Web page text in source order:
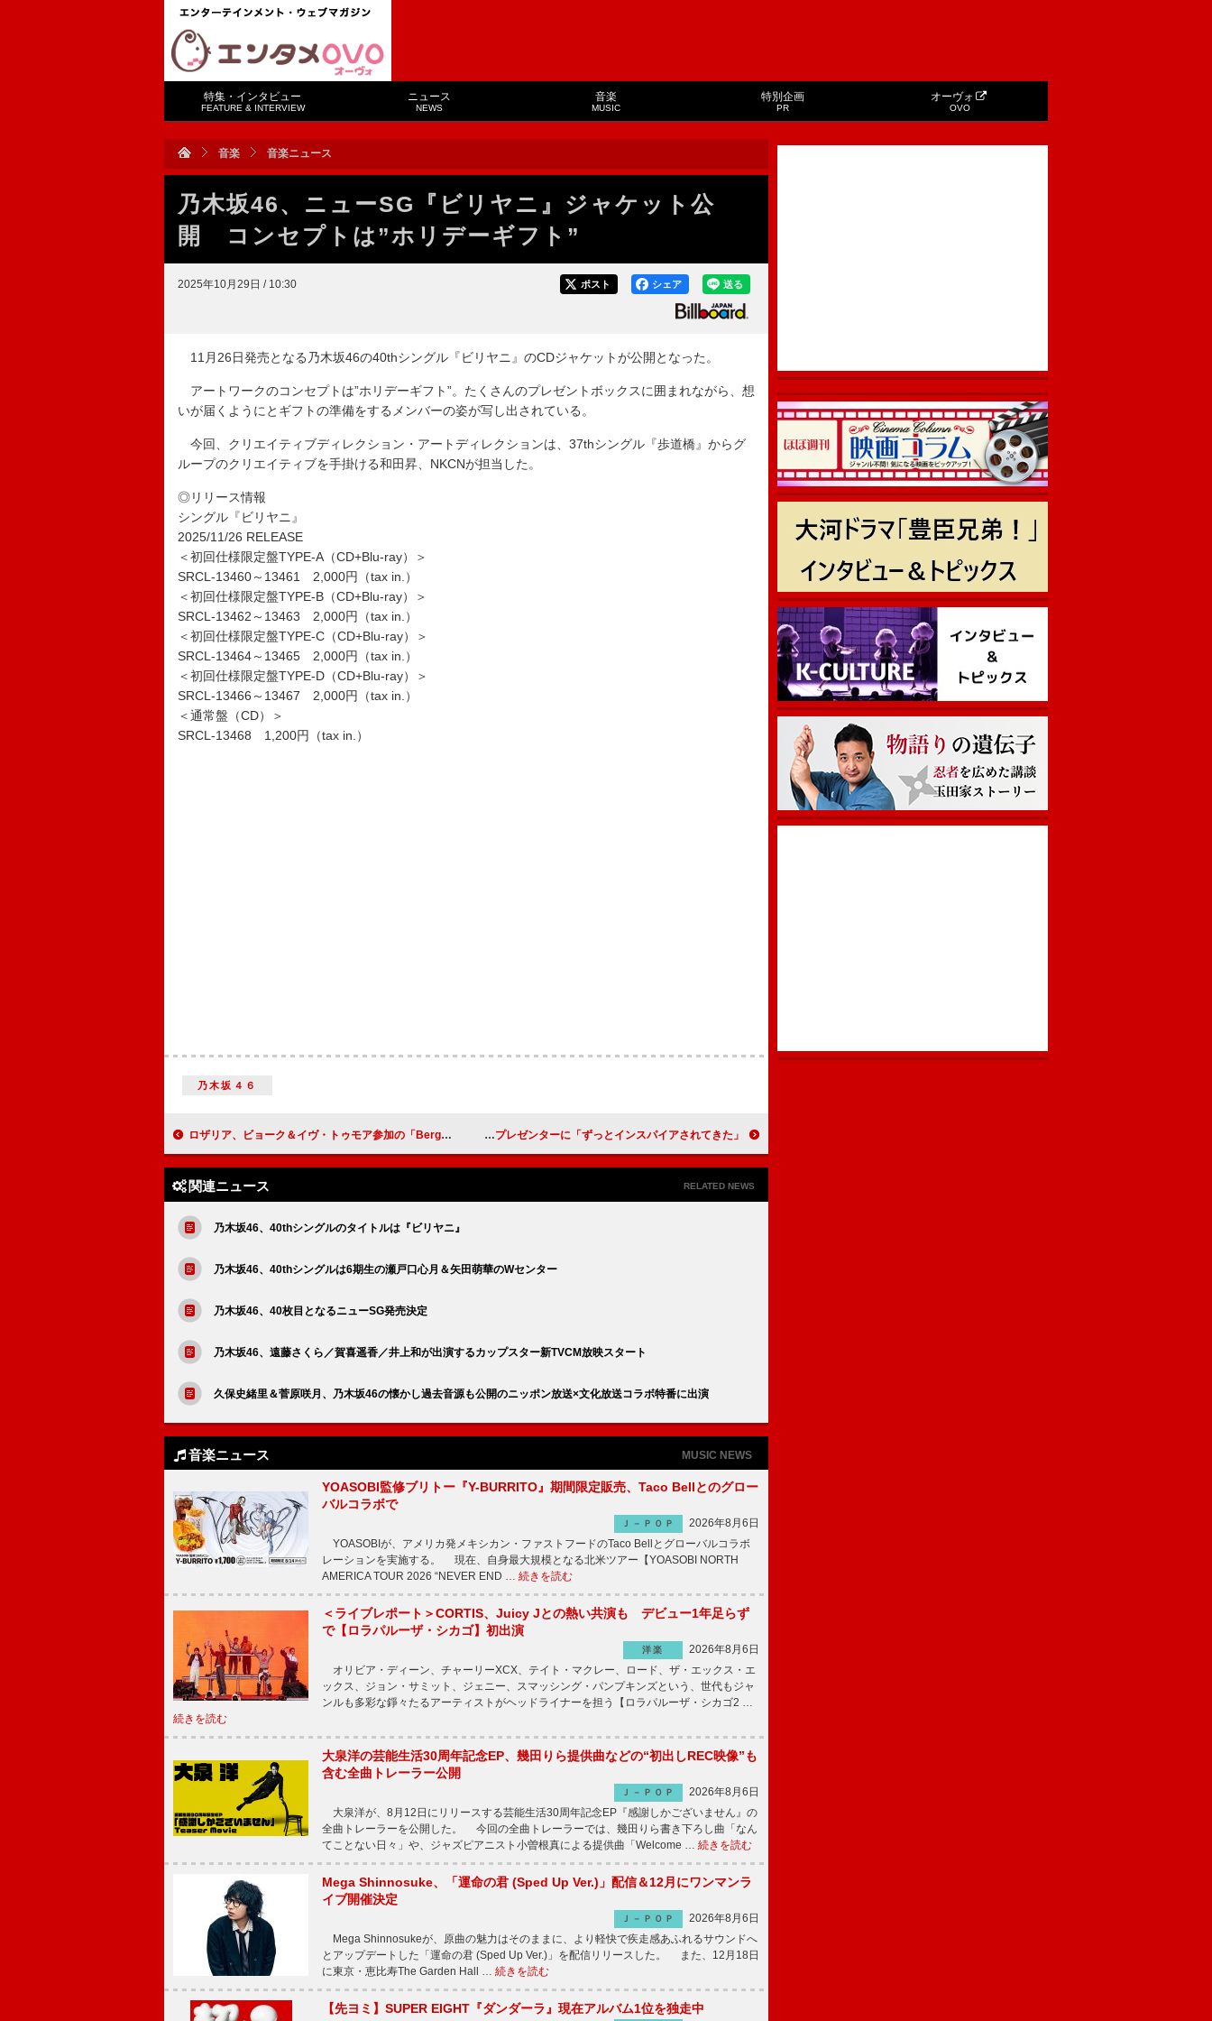
特集・インタビュー
FEATURE & INTERVIEW
ニュース
NEWS
音楽
MUSIC
特別企画
PR
オーヴォ
OVO
音楽 音楽ニュース
乃木坂46、ニューSG『ビリヤニ』ジャケット公
開 コンセプトは”ホリデーギフト”
2025年10月29日 / 10:30 送る
シェア
ポスト
11月26日発売となる乃木坂46の40thシングル『ビリヤニ』のCDジャケットが公開となった。
アートワークのコンセプトは”ホリデーギフト”。たくさんのプレゼントボックスに囲まれながら、想
いが届くようにとギフトの準備をするメンバーの姿が写し出されている。
今回、クリエイティブディレクション・アートディレクションは、37thシングル『歩道橋』からグ
ループのクリエイティブを手掛ける和田昇、NKCNが担当した。
◎リリース情報
シングル『ビリヤニ』
2025/11/26 RELEASE
＜初回仕様限定盤TYPE-A（CD+Blu-ray）＞
SRCL-13460～13461 2,000円（tax in.）
＜初回仕様限定盤TYPE-B（CD+Blu-ray）＞
SRCL-13462～13463 2,000円（tax in.）
＜初回仕様限定盤TYPE-C（CD+Blu-ray）＞
SRCL-13464～13465 2,000円（tax in.）
＜初回仕様限定盤TYPE-D（CD+Blu-ray）＞
SRCL-13466～13467 2,000円（tax in.）
＜通常盤（CD）＞
SRCL-13468 1,200円（tax in.）
乃木坂４６
ロザリア、ビョーク＆イヴ・トゥモア参加の「Berghain」公開 日本でのリスニング・イベントも決定 チャペル・ローン、シンディ・ローパー【ロックの殿堂】入りのプレゼンターに「ずっとインスパイアされてきた」
関連ニュース RELATED NEWS
乃木坂46、40thシングルのタイトルは『ビリヤニ』
乃木坂46、40thシングルは6期生の瀬戸口心月＆矢田萌華のWセンター
乃木坂46、40枚目となるニューSG発売決定
乃木坂46、遠藤さくら／賀喜遥香／井上和が出演するカップスター新TVCM放映スタート
久保史緒里＆菅原咲月、乃木坂46の懐かし過去音源も公開のニッポン放送×文化放送コラボ特番に出演
音楽ニュース MUSIC NEWS
YOASOBI監修ブリトー『Y-BURRITO』期間限定販売、Taco Bellとのグロー
バルコラボで
Ｊ－ＰＯＰ
2026年8月6日
YOASOBIが、アメリカ発メキシカン・ファストフードのTaco Bellとグローバルコラボ
レーションを実施する。 現在、自身最大規模となる北米ツアー【YOASOBI NORTH
AMERICA TOUR 2026 “NEVER END … 続きを読む
＜ライブレポート＞CORTIS、Juicy Jとの熱い共演も デビュー1年足らず
で【ロラパルーザ・シカゴ】初出演
洋楽
2026年8月6日
オリビア・ディーン、チャーリーXCX、テイト・マクレー、ロード、ザ・エックス・エ
ックス、ジョン・サミット、ジェニー、スマッシング・パンプキンズという、世代もジャ
ンルも多彩な錚々たるアーティストがヘッドライナーを担う【ロラパルーザ・シカゴ2 …
続きを読む
大泉洋の芸能生活30周年記念EP、幾田りら提供曲などの“初出しREC映像”も
含む全曲トレーラー公開
Ｊ－ＰＯＰ
2026年8月6日
大泉洋が、8月12日にリリースする芸能生活30周年記念EP『感謝しかございません』の
全曲トレーラーを公開した。 今回の全曲トレーラーでは、幾田りら書き下ろし曲「なん
てことない日々」や、ジャズピアニスト小曽根真による提供曲「Welcome … 続きを読む
Mega Shinnosuke、「運命の君 (Sped Up Ver.)」配信＆12月にワンマンラ
イブ開催決定
Ｊ－ＰＯＰ
2026年8月6日
Mega Shinnosukeが、原曲の魅力はそのままに、より軽快で疾走感あふれるサウンドへ
とアップデートした「運命の君 (Sped Up Ver.)」を配信リリースした。 また、12月18日
に東京・恵比寿The Garden Hall … 続きを読む
【先ヨミ】SUPER EIGHT『ダンダーラ』現在アルバム1位を独走中